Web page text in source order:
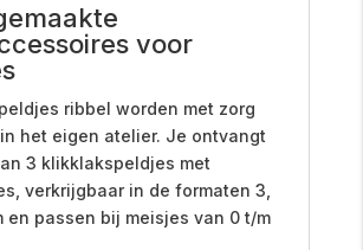
voor
ribbel worden met zorg
het eigen atelier. Je ontvangt
3 klikklakspeldjes met
verkrijgbaar in de formaten 3,
en passen bij meisjes van 0 t/m